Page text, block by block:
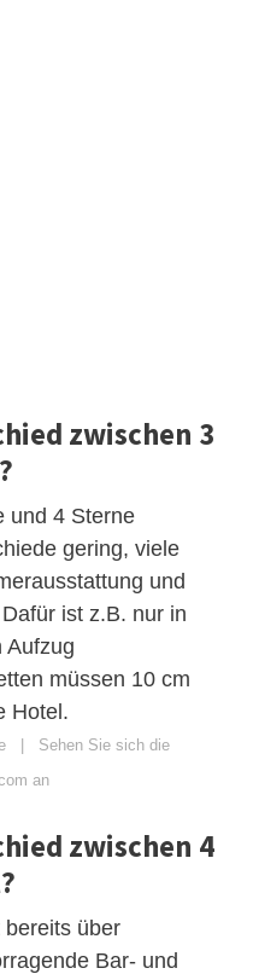
zwischen 3
und 4 Sterne
gering, viele
und
ist z.B. nur in
Aufzug
müssen 10 cm
Hotel.
| Sehen Sie sich die
an
zwischen 4
über
Bar- und